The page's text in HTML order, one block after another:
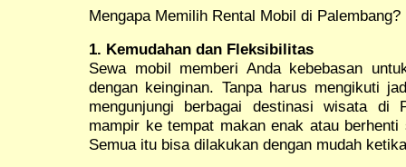
Mengapa Memilih Rental Mobil di Palembang?
1. Kemudahan dan Fleksibilitas
Sewa mobil memberi Anda kebebasan
dengan keinginan. Tanpa harus mengikuti
mengunjungi berbagai destinasi wisata di
mampir ke tempat makan enak atau
Semua itu bisa dilakukan dengan mudah